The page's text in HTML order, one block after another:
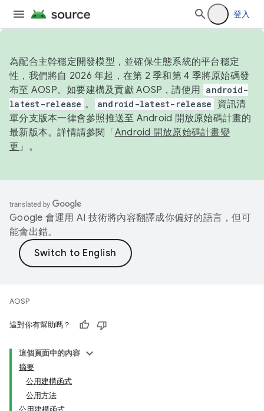
登入
為配合主幹穩定開發模型，並確保生態系統的平台穩定
性，我們將自 2026 年起，在第 2 季和第 4 季將原始碼發
布至 AOSP。如要建構及貢獻 AOSP，請使用 android-
latest-release 。 android-latest-release
資訊清
單分支版本一律會參照推送至 Android 開放原始碼計畫的
最新版本。詳情請參閱「 Android 開放原始碼計畫變
更 」。
Google 會運用 AI 技術將內容翻譯成你偏好的語言，但可
能會出錯。
AOSP
這對你有幫助嗎？
這個頁面中的內容
摘要
公用建構函式
公用方法